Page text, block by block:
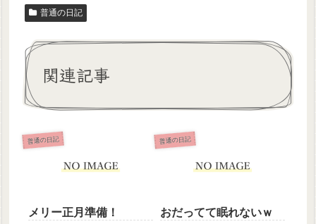
普通の日記
関連記事
普通の日記
メリー正月準備！
普通の日記
おだってて眠れないｗ